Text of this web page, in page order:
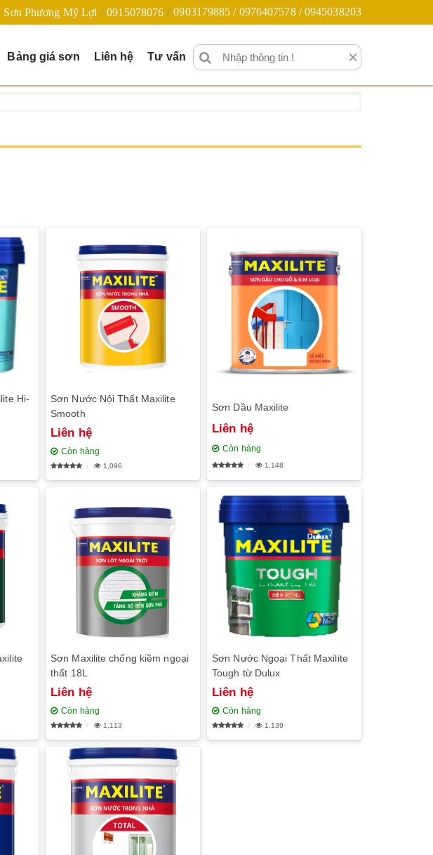
Sơn Phương Mỹ Lợi 0915078076 0903179885 / 0976407578 / 0945038203
Bảng giá sơn Liên hệ Tư vấn ×
Hi-
Sơn Nước Nội Thất Maxilite
Smooth
Liên hệ
Còn hàng
1,096
Sơn Dầu Maxilite
Liên hệ
Còn hàng
1,148
Sơn Maxilite chống kiềm ngoại
thất 18L
Liên hệ
Còn hàng
1,113
Sơn Nước Ngoại Thất Maxilite
Tough từ Dulux
Liên hệ
Còn hàng
1,139